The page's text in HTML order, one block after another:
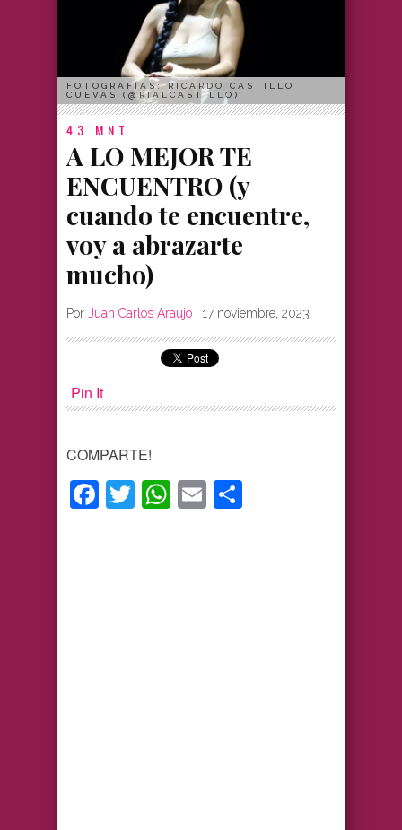
FOTOGRAFÍAS: RICARDO CASTILLO
CUEVAS (@RIALCASTILLO)
43 MNT
A LO MEJOR TE
ENCUENTRO (y
cuando te encuentre,
voy a abrazarte
mucho)
Por Juan Carlos Araujo | 17 noviembre, 2023
Pin It
COMPARTE!
Facebook
TwitterWhatsApp
Email